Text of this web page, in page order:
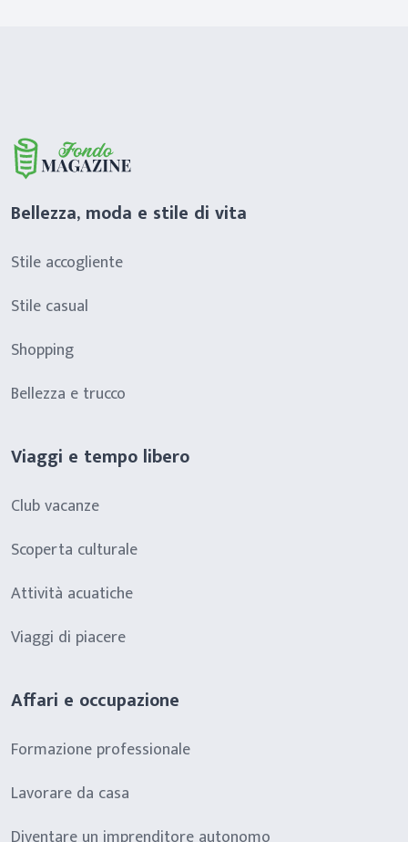
Bellezza, moda e stile di vita
Stile accogliente
Stile casual
Shopping
Bellezza e trucco
Viaggi e tempo libero
Club vacanze
Scoperta culturale
Attività acuatiche
Viaggi di piacere
Affari e occupazione
Formazione professionale
Lavorare da casa